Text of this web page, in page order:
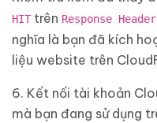
HIT trên Response
nghĩa là bạn đã kích
liệu website trên
6. Kết nối tài khoản
mà bạn đang sử dụng